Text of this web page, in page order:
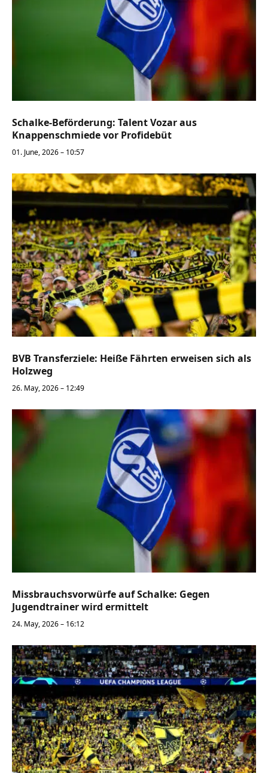
Schalke-Beförderung: Talent Vozar aus
Knappenschmiede vor Profidebüt
01. June, 2026 – 10:57
BVB Transferziele: Heiße Fährten erweisen sich als
Holzweg
26. May, 2026 – 12:49
Missbrauchsvorwürfe auf Schalke: Gegen
Jugendtrainer wird ermittelt
24. May, 2026 – 16:12